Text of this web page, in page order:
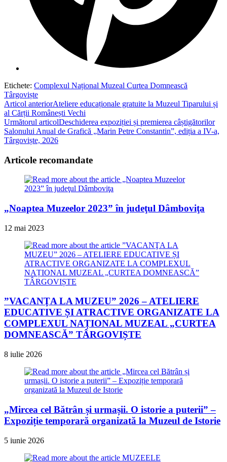
Etichete: Complexul Național Muzeal Curtea Domnească
Târgoviște
Read
more
articles
Articol anteriorAteliere educaționale gratuite la Muzeul Tiparului și
al Cărții Românești Vechi
Următorul articolDeschiderea expoziției și premierea câștigătorilor
Salonului Anual de Grafică „Marin Petre Constantin”, ediția a IV-a,
Târgoviște, 2026
Articole recomandate
„Noaptea Muzeelor 2023” în judeţul Dâmboviţa
12 mai 2023
”VACANŢA LA MUZEU” 2026 – ATELIERE
EDUCATIVE ȘI ATRACTIVE ORGANIZATE LA
COMPLEXUL NAȚIONAL MUZEAL „CURTEA
DOMNEASCĂ” TÂRGOVIȘTE
8 iulie 2026
„Mircea cel Bătrân și urmașii. O istorie a puterii” –
Expoziție temporară organizată la Muzeul de Istorie
5 iunie 2026